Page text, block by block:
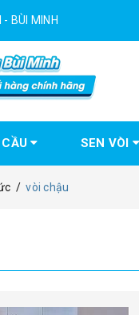
- BÙI MINH
CẦU SEN VÒI
/ vòi chậu